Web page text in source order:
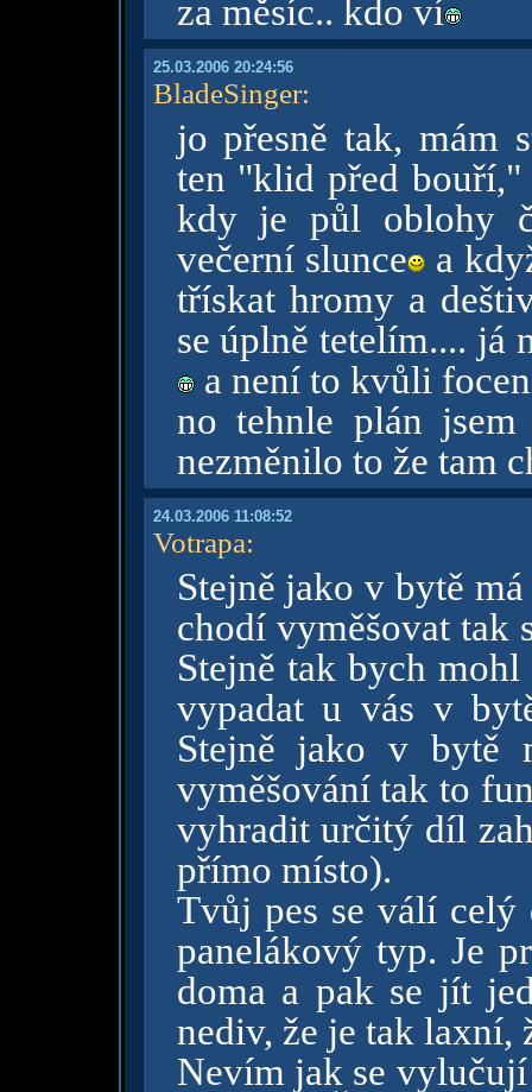
za měsíc.. kdo ví
25.03.2006 20:24:56
BladeSinger:
jo přesně tak, mám
ten "klid před bouří,"
kdy je půl oblohy
večerní slunce a
třískat hromy a
se úplně tetelím.... já
a není to kvůli
no tehnle plán
nezměnilo to že tam
24.03.2006 11:08:52
Votrapa:
Stejně jako v bytě
chodí vyměšovat tak
Stejně tak bych
vypadat u vás v
Stejně jako v bytě
vyměšování tak to
vyhradit určitý díl
přímo místo).
Tvůj pes se válí celý
panelákový typ. Je
doma a pak se jít
nediv, že je tak laxní,
Nevím jak se vylučují